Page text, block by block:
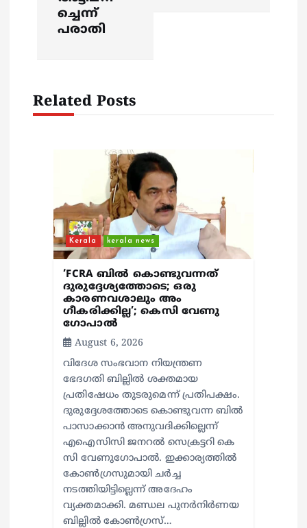
ച്ചെന്ന്
പരാതി
Related Posts
Kerala kerala news
‘FCRA ബിൽ കൊണ്ടുവന്നത്
ദുരുദ്ദേശ്യത്തോടെ; ഒരു
കാരണവശാലും അം​
ഗീകരിക്കില്ല’; കെസി വേണു​
ഗോപാൽ
August 6, 2026
വിദേശ സംഭവാന നിയന്ത്രണ
ഭേദഗതി ബില്ലിൽ ശക്തമായ
പ്രതിഷേധം തുടരുമെന്ന് പ്രതിപക്ഷം.
ദുരുദ്ദേശത്തോടെ കൊണ്ടുവന്ന ബിൽ
പാസാക്കാൻ അനുവദിക്കില്ലെന്ന്
എഐസിസി ജനറൽ സെക്രട്ടറി കെ
സി വേണുഗോപാൽ. ഇക്കാര്യത്തിൽ
കോൺഗ്രസുമായി ചർച്ച
നടത്തിയിട്ടില്ലെന്ന് അദേഹം
വ്യക്തമാക്കി. മണ്ഡല പുനർനിർണയ
ബില്ലിൽ കോൺഗ്രസ്…